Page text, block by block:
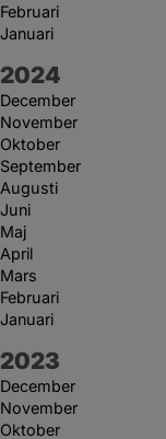
Februari
Januari
År:
2024
December
November
Oktober
September
Augusti
Juni
Maj
April
Mars
Februari
Januari
År:
2023
December
November
Oktober